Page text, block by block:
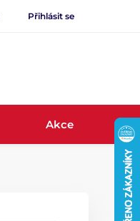
Přihlásit se
Akce